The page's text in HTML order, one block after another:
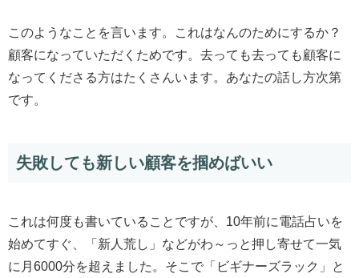
このようなことを言います。これはなんのためにするか？
顧客になっていただくためです。去っても去っても顧客に
なってくださる方はたくさんいます。あなたの話し方次第
です。
失敗しても新しい顧客を掴めばいい
これは何度も書いていることですが、10年前に電話占いを
始めてすぐ、「新人荒し」などがわ～っと押し寄せて一気
に月6000分を超えました。そこで「ビギナーズラック」と